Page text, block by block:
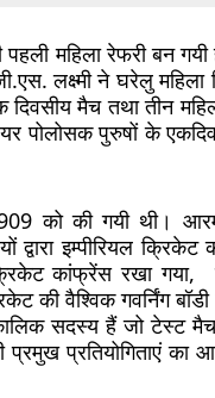
महिला रेफरी बन
लक्ष्मी ने घरेलु
मैच तथा तीन
पोलोसक पुरुषों के
को की गयी थी।
द्वारा इम्पीरियल
कांफ्रेंस रखा गया,
की वैश्विक गवर्निंग
सदस्य हैं जो टेस्ट
प्रमुख प्रतियोगिताएं